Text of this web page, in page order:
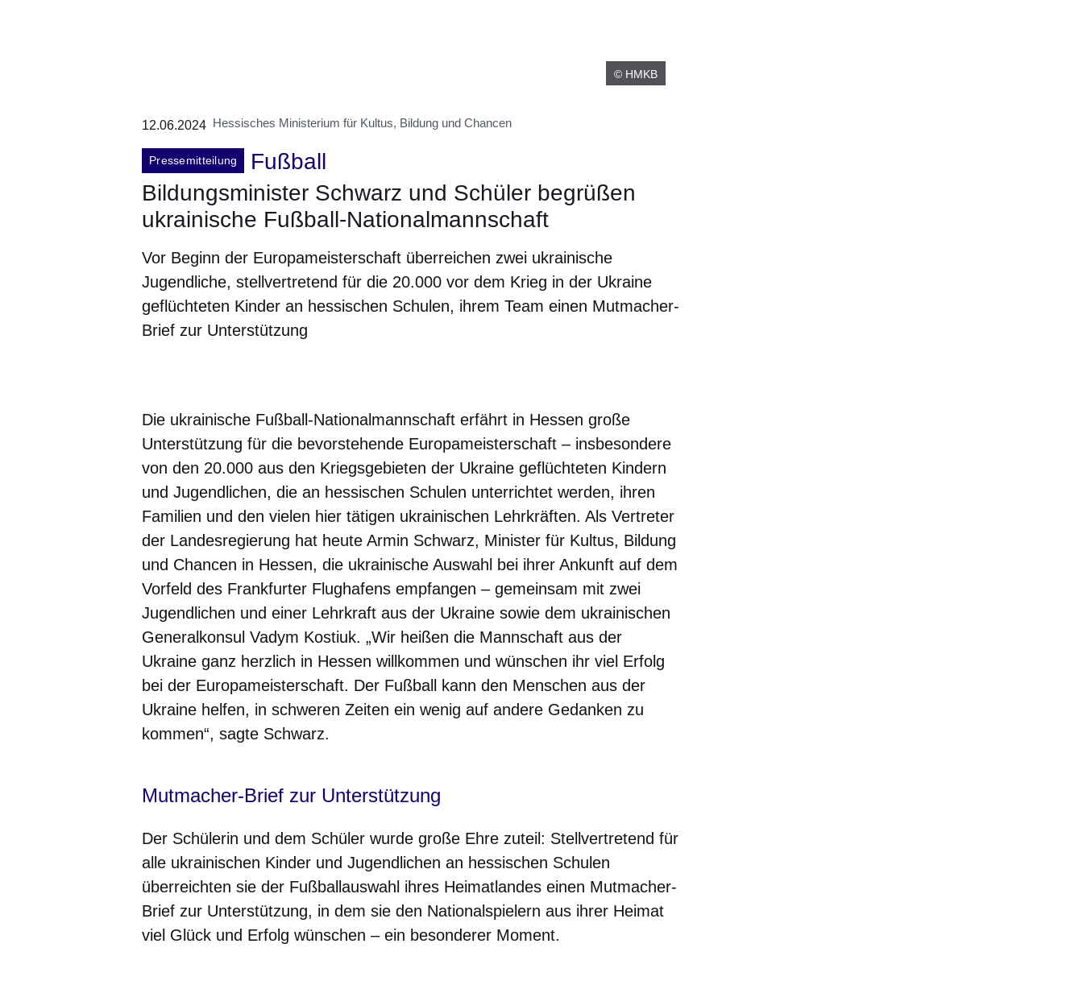
© HMKB
12.06.2024 Hessisches Ministerium für Kultus, Bildung und Chancen
Pressemitteilung
Fußball
Bildungsminister Schwarz und Schüler begrüßen
ukrainische Fußball-Nationalmannschaft
Vor Beginn der Europameisterschaft überreichen zwei ukrainische
Jugendliche, stellvertretend für die 20.000 vor dem Krieg in der Ukraine
geflüchteten Kinder an hessischen Schulen, ihrem Team einen Mutmacher-
Brief zur Unterstützung
Die ukrainische Fußball-Nationalmannschaft erfährt in Hessen große
Unterstützung für die bevorstehende Europameisterschaft – insbesondere
von den 20.000 aus den Kriegsgebieten der Ukraine geflüchteten Kindern
und Jugendlichen, die an hessischen Schulen unterrichtet werden, ihren
Familien und den vielen hier tätigen ukrainischen Lehrkräften. Als Vertreter
der Landesregierung hat heute Armin Schwarz, Minister für Kultus, Bildung
und Chancen in Hessen, die ukrainische Auswahl bei ihrer Ankunft auf dem
Vorfeld des Frankfurter Flughafens empfangen – gemeinsam mit zwei
Jugendlichen und einer Lehrkraft aus der Ukraine sowie dem ukrainischen
Generalkonsul Vadym Kostiuk. „Wir heißen die Mannschaft aus der
Ukraine ganz herzlich in Hessen willkommen und wünschen ihr viel Erfolg
bei der Europameisterschaft. Der Fußball kann den Menschen aus der
Ukraine helfen, in schweren Zeiten ein wenig auf andere Gedanken zu
kommen“, sagte Schwarz.
Mutmacher-Brief zur Unterstützung
Der Schülerin und dem Schüler wurde große Ehre zuteil: Stellvertretend für
alle ukrainischen Kinder und Jugendlichen an hessischen Schulen
überreichten sie der Fußballauswahl ihres Heimatlandes einen Mutmacher-
Brief zur Unterstützung, in dem sie den Nationalspielern aus ihrer Heimat
viel Glück und Erfolg wünschen – ein besonderer Moment.